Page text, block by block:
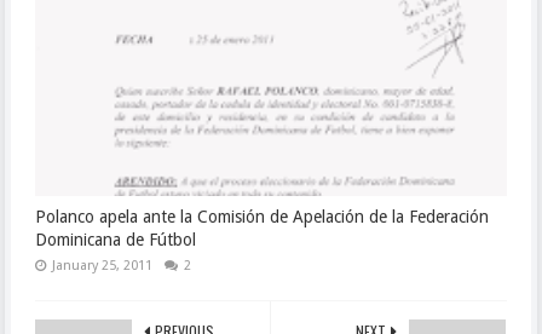
Polanco apela ante la Comisión de Apelación de la Federación
Dominicana de Fútbol
January 25, 2011 2